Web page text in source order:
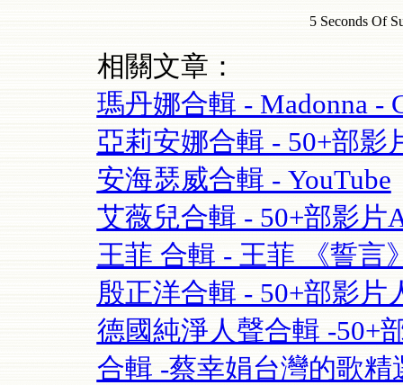
5 Seconds Of
相關文章：
瑪丹娜合輯 - Madonna -
亞莉安娜合輯 - 50+部影
安海瑟威合輯 - YouTube
艾薇兒合輯 - 50+部影片
王菲 合輯 - 王菲 《誓言
殷正洋合輯 - 50+部影片
德國純淨人聲合輯 -50+
合輯 -蔡幸娟台灣的歌精